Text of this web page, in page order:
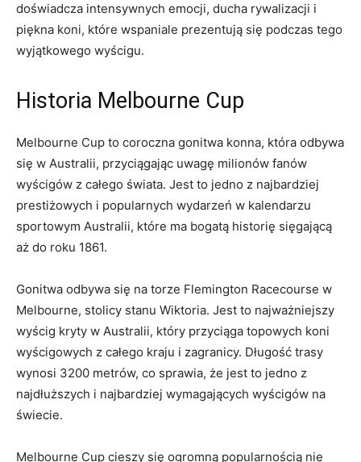
doświadcza intensywnych‌ emocji,‍ ducha rywalizacji i⁣
piękna koni, ‌które wspaniale prezentują się podczas tego
wyjątkowego wyścigu.
Historia Melbourne Cup
Melbourne Cup to coroczna gonitwa‍ konna, która odbywa⁣
się w Australii, przyciągając uwagę milionów⁣ fanów
wyścigów z całego świata. ⁢Jest to jedno z najbardziej
prestiżowych i popularnych wydarzeń w‍ kalendarzu
sportowym⁣ Australii, które⁣ ma bogatą historię ⁢sięgającą
aż ⁣do roku 1861.
Gonitwa odbywa się na torze‌ Flemington Racecourse w ​
Melbourne, stolicy⁤ stanu ⁣Wiktoria. ⁣Jest⁣ to najważniejszy
wyścig kryty w⁤ Australii, który przyciąga topowych koni
wyścigowych z całego kraju i zagranicy. Długość trasy
⁣wynosi 3200 metrów, co sprawia,⁤ że ‍jest to ‍jedno⁤ z
najdłuższych⁣ i najbardziej wymagających wyścigów na
świecie.
Melbourne ‍Cup cieszy⁤ się⁤ ogromną popularnością ​nie